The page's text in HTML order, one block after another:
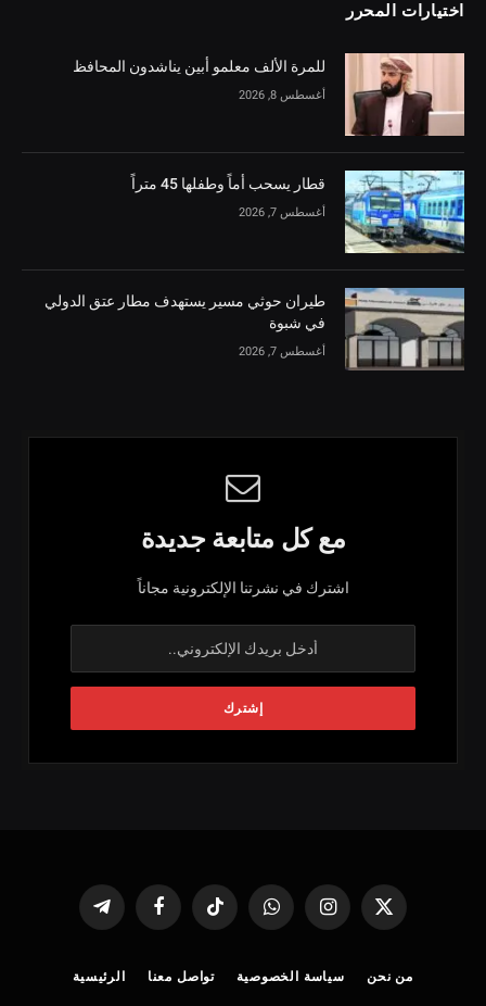
اختيارات المحرر
للمرة الألف معلمو أبين يناشدون المحافظ
أغسطس 8, 2026
قطار يسحب أماً وطفلها 45 متراً
أغسطس 7, 2026
طيران حوثي مسير يستهدف مطار عتق الدولي
في شبوة
أغسطس 7, 2026
مع كل متابعة جديدة
اشترك في نشرتنا الإلكترونية مجاناً
X
الانستغرامواتساب تيكتوك فيسبوك تيلقرام
من نحن سياسة الخصوصية تواصل معنا الرئيسية